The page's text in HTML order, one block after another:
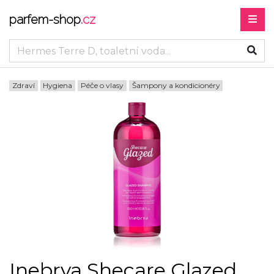
parfem-shop.cz
Zdraví Hygiena Péče o vlasy Šampony a kondicionéry